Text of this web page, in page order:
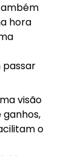
hora
passar
visão
ganhos,
o